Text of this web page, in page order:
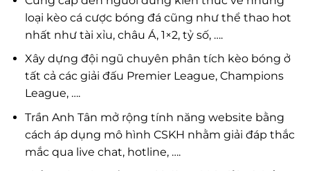
loại kèo cá cược bóng đá cũng như thể thao hot
nhất như tài xỉu, châu Á, 1×2, tỷ số, ….
Xây dựng đội ngũ chuyên phân tích kèo bóng ở
tất cả các giải đấu Premier League, Champions
League, ….
Trần Anh Tân mở rộng tính năng website bằng
cách áp dụng mô hình CSKH nhằm giải đáp thắc
mắc qua live chat, hotline, ….